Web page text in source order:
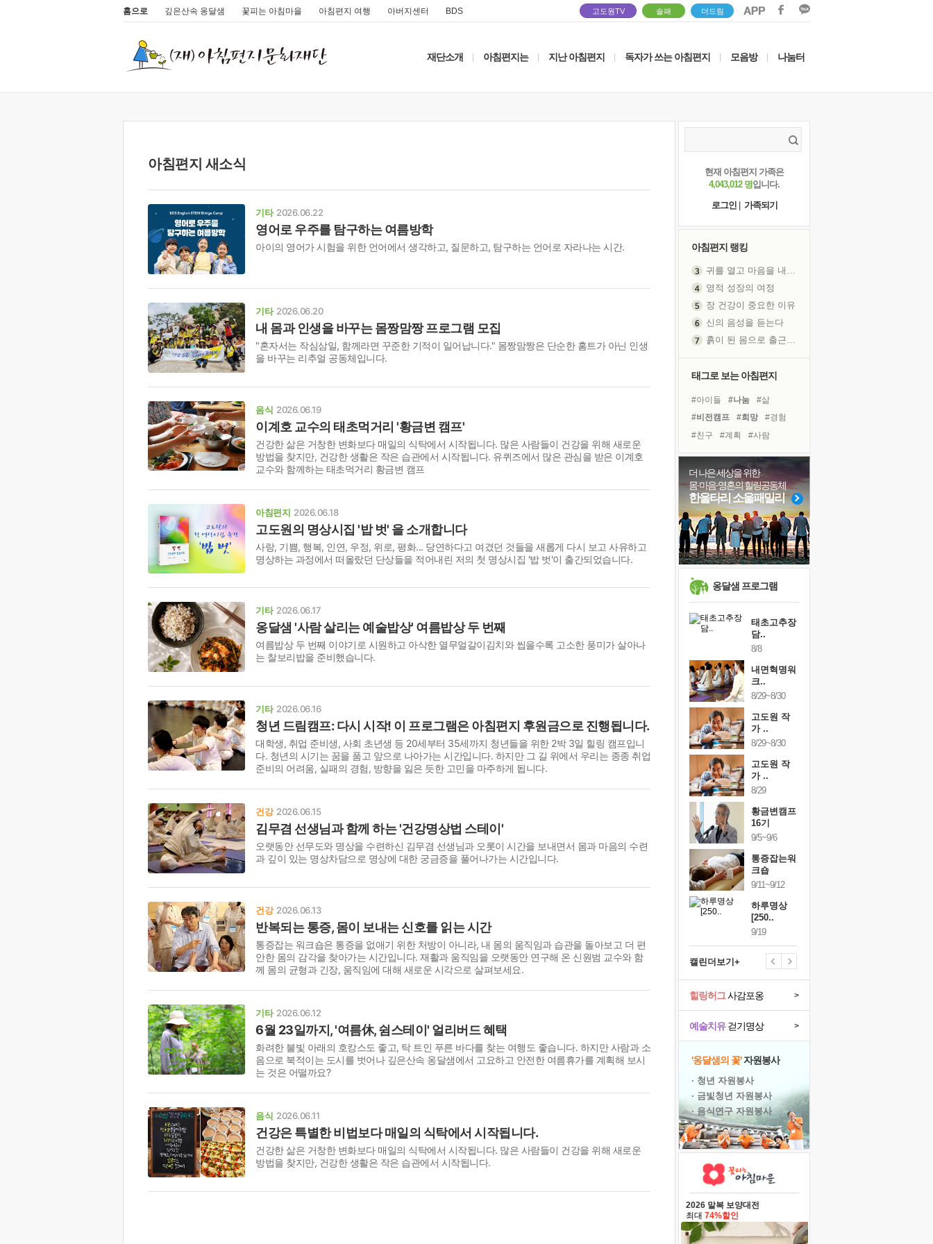
홈으로 깊은산속 옹달샘 꽃피는 아침마을 아침편지 여행 아버지센터 BDS 고도원TV 솔패 더드림
재단소개 아침편지는 지난 아침편지 독자가 쓰는 아침편지 모음방 나눔터
아침편지 새소식
기타 2026.06.22
영어로 우주를 탐구하는 여름방학
아이의 영어가 시험을 위한 언어에서 생각하고, 질문하고, 탐구하는 언어로 자라나는 시간.
기타 2026.06.20
내 몸과 인생을 바꾸는 몸짱맘짱 프로그램 모집
"혼자서는 작심삼일, 함께라면 꾸준한 기적이 일어납니다." 몸짱맘짱은 단순한 홈트가 아닌 인생
을 바꾸는 리추얼 공동체입니다.
음식 2026.06.19
이계호 교수의 태초먹거리 '황금변 캠프'
건강한 삶은 거창한 변화보다 매일의 식탁에서 시작됩니다. 많은 사람들이 건강을 위해 새로운
방법을 찾지만, 건강한 생활은 작은 습관에서 시작됩니다. 유퀴즈에서 많은 관심을 받은 이계호
교수와 함께하는 태초먹거리 황금변 캠프
아침편지 2026.06.18
고도원의 명상시집 '밥 벗' 을 소개합니다
사랑, 기쁨, 행복, 인연, 우정, 위로, 평화... 당연하다고 여겼던 것들을 새롭게 다시 보고 사유하고
명상하는 과정에서 떠올랐던 단상들을 적어내린 저의 첫 명상시집 '밥 벗'이 출간되었습니다.
기타 2026.06.17
옹달샘 '사람 살리는 예술밥상' 여름밥상 두 번째
여름밥상 두 번째 이야기로 시원하고 아삭한 열무얼갈이김치와 씹을수록 고소한 풍미가 살아나
는 찰보리밥을 준비했습니다.
기타 2026.06.16
청년 드림캠프: 다시 시작! 이 프로그램은 아침편지 후원금으로 진행됩니다.
대학생, 취업 준비생, 사회 초년생 등 20세부터 35세까지 청년들을 위한 2박 3일 힐링 캠프입니
다. 청년의 시기는 꿈을 품고 앞으로 나아가는 시간입니다. 하지만 그 길 위에서 우리는 종종 취업
준비의 어려움, 실패의 경험, 방향을 잃은 듯한 고민을 마주하게 됩니다.
건강 2026.06.15
김무겸 선생님과 함께 하는 '건강명상법 스테이'
오랫동안 선무도와 명상을 수련하신 김무겸 선생님과 오롯이 시간을 보내면서 몸과 마음의 수련
과 깊이 있는 명상차담으로 명상에 대한 궁금증을 풀어나가는 시간입니다.
건강 2026.06.13
반복되는 통증, 몸이 보내는 신호를 읽는 시간
통증잡는 워크숍은 통증을 없애기 위한 처방이 아니라, 내 몸의 움직임과 습관을 돌아보고 더 편
안한 몸의 감각을 찾아가는 시간입니다. 재활과 움직임을 오랫동안 연구해 온 신원범 교수와 함
께 몸의 균형과 긴장, 움직임에 대해 새로운 시각으로 살펴보세요.
기타 2026.06.12
6월 23일까지, '여름休, 쉼스테이' 얼리버드 혜택
화려한 불빛 아래의 호캉스도 좋고, 탁 트인 푸른 바다를 찾는 여행도 좋습니다. 하지만 사람과 소
음으로 북적이는 도시를 벗어나 깊은산속 옹달샘에서 고요하고 안전한 여름휴가를 계획해 보시
는 것은 어떨까요?
음식 2026.06.11
건강은 특별한 비법보다 매일의 식탁에서 시작됩니다.
건강한 삶은 거창한 변화보다 매일의 식탁에서 시작됩니다. 많은 사람들이 건강을 위해 새로운
방법을 찾지만, 건강한 생활은 작은 습관에서 시작됩니다.
현재 아침편지 가족은
4,043,012 명입니다.
로그인
가족되기
아침편지 랭킹
귀를 열고 마음을 내어주고
영적 성장의 여정
장 건강이 중요한 이유
신의 음성을 듣는다
흙이 된 몸으로 출근하는 여자
졸업식 사진을 보며
아픈 아버지를 위한 공간 설계
극심한 변비, 어깨결림, 수면 장애
슬럼프
보고 싶은 어머니
유년 시절의 부산 영도 바다
못된 꼰대들
희망이란
'모른다'는 것
태그로 보는 아침편지
#아이들 #나눔
#삶
#비전캠프
#희망
#경험
#친구
#계획
#사람
#독서
#명상
#극복
#면역력
#링컨학교
#독서캠프
#도움
#다짐
#바이러스
#선택
#건강
#위기
더 나은 세상을 위한
몸·마음·영혼의 힐링공동체
한울타리 소울패밀리
옹달샘 프로그램
9/24~9/26
크..
10/17~10/18
황금변캠프
10/30~10/31
12/12~12/13
태초고추장
담..
8/8
내면혁명워
크..
8/29~8/30
고도원 작
가 ..
8/29~8/30
고도원 작
가 ..
8/29
황금변캠프
16기
9/5~9/6
통증잡는워
크숍
9/11~9/12
하루명상
[250..
9/19
캘린더보기+
예술치유걷기명상 >
힐링허그사감포옹 >
'옹달샘의 꽃'자원봉사
· 청년 자원봉사
· 금빛청년 자원봉사
· 음식연구 자원봉사
2026 말복 보양대전
최대 74%할인